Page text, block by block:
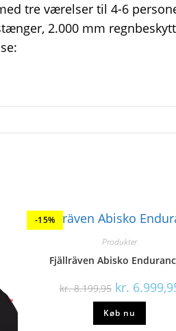
tre værelser til 4-6
2.000 mm
-15%
Produkter
Fjällräven Abisko
kr.8.199,95 Den
oprindelige
pris
var:
kr. 8.199,95.
kr.
Køb nu